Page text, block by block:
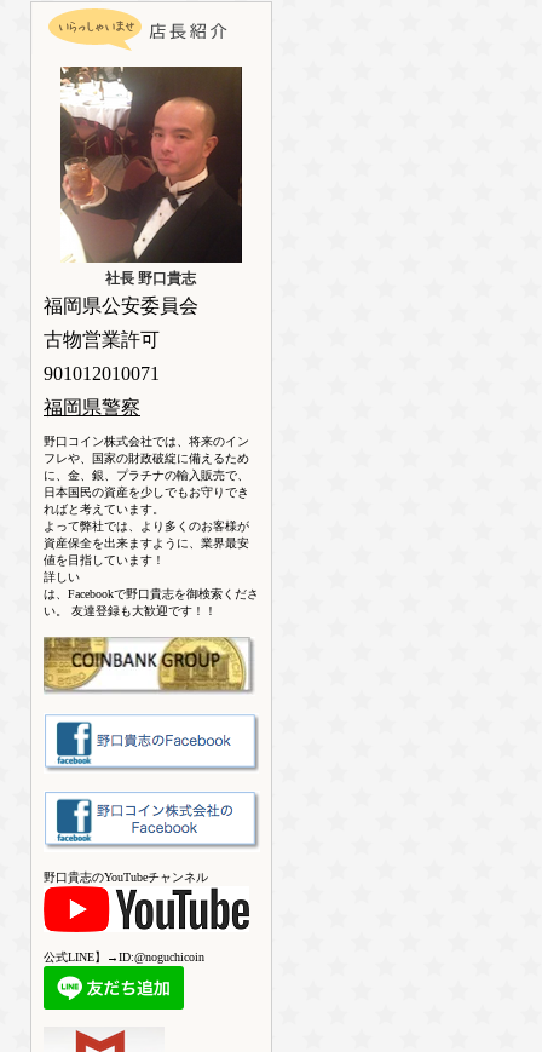
社長 野口貴志
福岡県公安委員会
古物営業許可
901012010071
福岡県警察
野口コイン株式会社では、将来のイン
フレや、国家の財政破綻に備えるため
に、金、銀、プラチナの輸入販売で、
日本国民の資産を少しでもお守りでき
ればと考えています。
よって弊社では、より多くのお客様が
資産保全を出来ますように、業界最安
値を目指しています！
詳しい
は、Facebookで野口貴志を御検索くださ
い。 友達登録も大歓迎です！！
野口貴志のYouTubeチャンネル
公式LINE】→ID:@noguchicoin